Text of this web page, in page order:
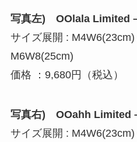
写真左) OOlala Limited
サイズ展開 :
M6W8(25cm)
価格 ：9,680円（税込）
写真右) OOahh Limited
サイズ展開 :